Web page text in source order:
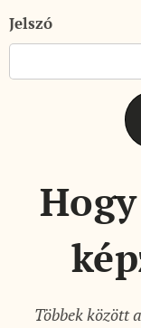
Jelszó
Többek között